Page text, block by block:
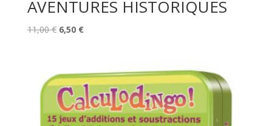
AVENTURES HISTORIQUES
11,00€ Le
était :
11,00 €.
6,50 €Le
est :
6,50 €.